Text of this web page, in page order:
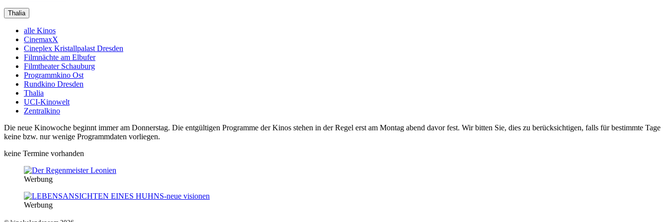
Thalia
alle Kinos
CinemaxX
Cineplex Kristallpalast Dresden
Filmnächte am Elbufer
Filmtheater Schauburg
Programmkino Ost
Rundkino Dresden
Thalia
UCI-Kinowelt
Zentralkino
Die neue Kinowoche beginnt immer am Donnerstag. Die entgültigen Programme der Kinos stehen in der Regel erst am Montag abend davor fest. Wir bitten Sie, dies zu berücksichtigen, falls für bestimmte Tage
keine bzw. nur wenige Programmdaten vorliegen.
keine Termine vorhanden
Werbung
Werbung